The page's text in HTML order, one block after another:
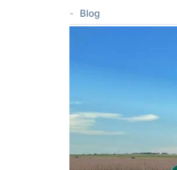
- Blog